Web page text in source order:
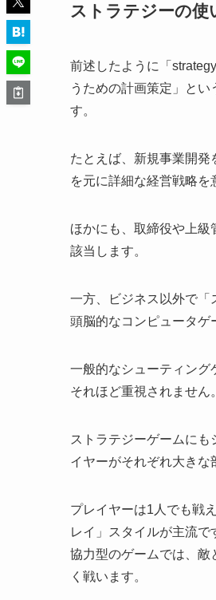
ストラテジーの使
前述したように「
うための計画策定」と
す。
たとえば、新規事業開
を元に詳細な経営戦略を
ほかにも、取締役や上
該当します。
一方、ビジネス以外で「
頭脳的なコンピュータゲ
一般的なシューティング
それほど重視されません。
ストラテジーゲームに
イヤーがそれぞれ大きな
プレイヤーは1人でも戦
レイ」スタイルが主流で
協力型のゲームでは、敵
く戦います。